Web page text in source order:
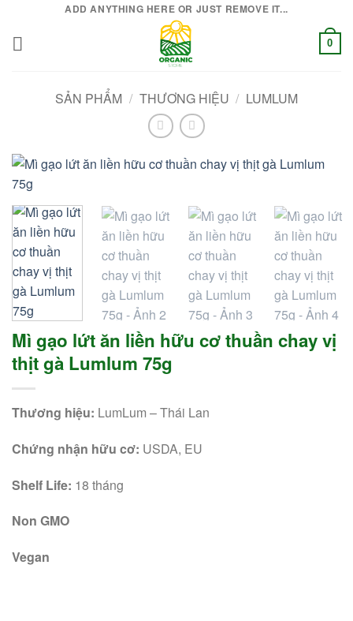
nội
ADD ANYTHING HERE OR JUST REMOVE IT...
0
SẢN PHẨM / THƯƠNG HIỆU / LUMLUM
Mì gạo lứt ăn liền hữu cơ thuần chay vị
thịt gà Lumlum 75g
Thương hiệu: LumLum – Thái Lan
Chứng nhận hữu cơ: USDA, EU
Shelf Life: 18 tháng
Non GMO
Vegan